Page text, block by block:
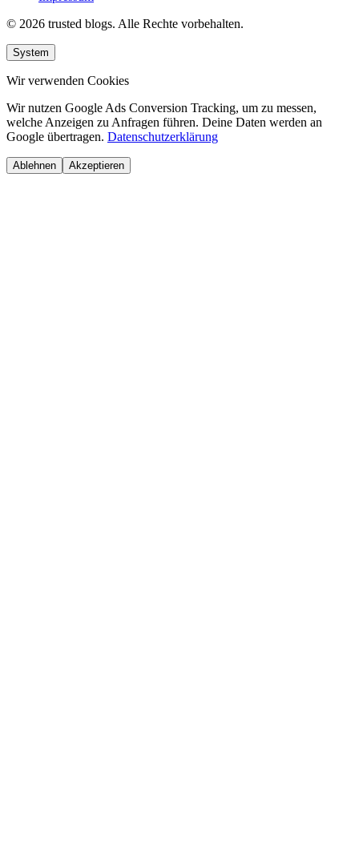
© 2026 trusted blogs. Alle Rechte vorbehalten.
System
Wir verwenden Cookies
Wir nutzen Google Ads Conversion Tracking, um zu messen,
welche Anzeigen zu Anfragen führen. Deine Daten werden an
Google übertragen. Datenschutzerklärung
Ablehnen Akzeptieren